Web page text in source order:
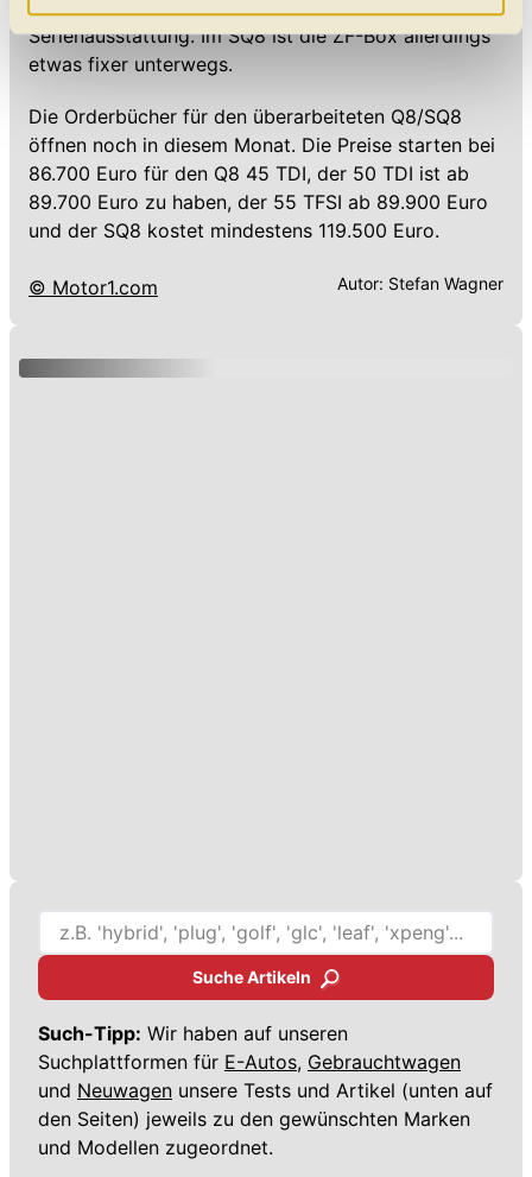
Daten verarbeitet, für die Sie uns Ihr Einverständnis
geben. Bitte beachten Sie, dass durch eine
Einschränkung womöglich nicht mehr alle
können die Einstellungen jederzeit in unserer
Datenschutzerklärunganpassen.
Suche Artikeln
Such-Tipp: Wir haben auf unseren
Suchplattformen für E-Autos, Gebrauchtwagen
und Neuwagen unsere Tests und Artikel (unten auf
den Seiten) jeweils zu den gewünschten Marken
und Modellen zugeordnet.
Allradantrieb und eine 8-Gang-Automatik zur
Serienausstattung. Im SQ8 ist die ZF-Box allerdings
etwas fixer unterwegs.
Die Orderbücher für den überarbeiteten Q8/SQ8
öffnen noch in diesem Monat. Die Preise starten bei
86.700 Euro für den Q8 45 TDI, der 50 TDI ist ab
89.700 Euro zu haben, der 55 TFSI ab 89.900 Euro
und der SQ8 kostet mindestens 119.500 Euro.
© Motor1.com Autor: Stefan Wagner